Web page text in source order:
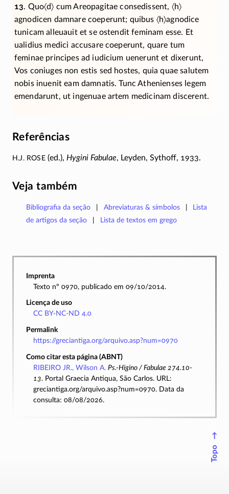
13. Quo〈d〉 cum Areopagitae consedissent, 〈h〉
agnodicen damnare coeperunt; quibus 〈h〉agnodice
tunicam alleuauit et se ostendit feminam esse. Et
ualidius medici accusare coeperunt, quare tum
feminae principes ad iudicium uenerunt et dixerunt,
Vos coniuges non estis sed hostes, quia quae salutem
nobis inuenit eam damnatis. Tunc Athenienses legem
emendarunt, ut ingenuae artem medicinam discerent.
Referências
H.J. Rose(ed.), Hygini Fabulae, Leyden, Sythoff, 1933.
Veja também
Bibliografia da seção Abreviaturas & símbolos
Lista
de artigos da seção
Lista de textos em grego
Imprenta
Texto nº 0970, publicado em 09/10/2014.
Licença de uso
CC BY-NC-ND 4.0
Permalink
https://greciantiga.org/arquivo.asp?num=0970
Como citar esta página (ABNT)
RIBEIRO JR., Wilson A. Ps.-Higino / Fabulae 274.10-
13. Portal Graecia Antiqua, São Carlos. URL:
greciantiga.org/arquivo.asp?num=0970. Data da
consulta: 08/08/2026.
↑
Topo